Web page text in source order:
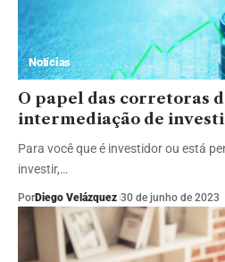
Notícias
O papel das corretoras
intermediação de
Para você que é investidor ou está
investir,…
PorDiego Velázquez 30 de junho de 2023